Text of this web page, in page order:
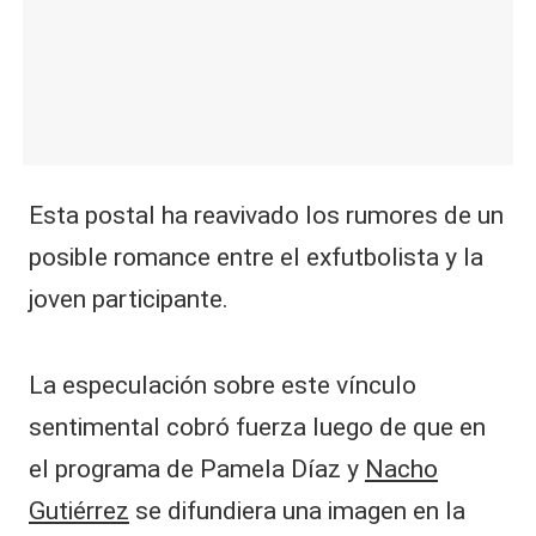
Esta postal ha reavivado los rumores de un
posible romance entre el exfutbolista y la
joven participante.
La especulación sobre este vínculo
sentimental cobró fuerza luego de que en
el programa de Pamela Díaz y Nacho
Gutiérrez se difundiera una imagen en la